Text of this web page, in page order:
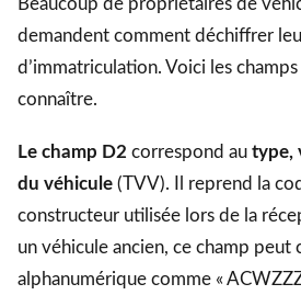
demandent comment déchiffrer
d’immatriculation. Voici les champs
connaître.
Le champ D2 correspond au type,
du véhicule (TVV). Il reprend la
constructeur utilisée lors de la
un véhicule ancien, ce champ peut
alphanumérique comme «